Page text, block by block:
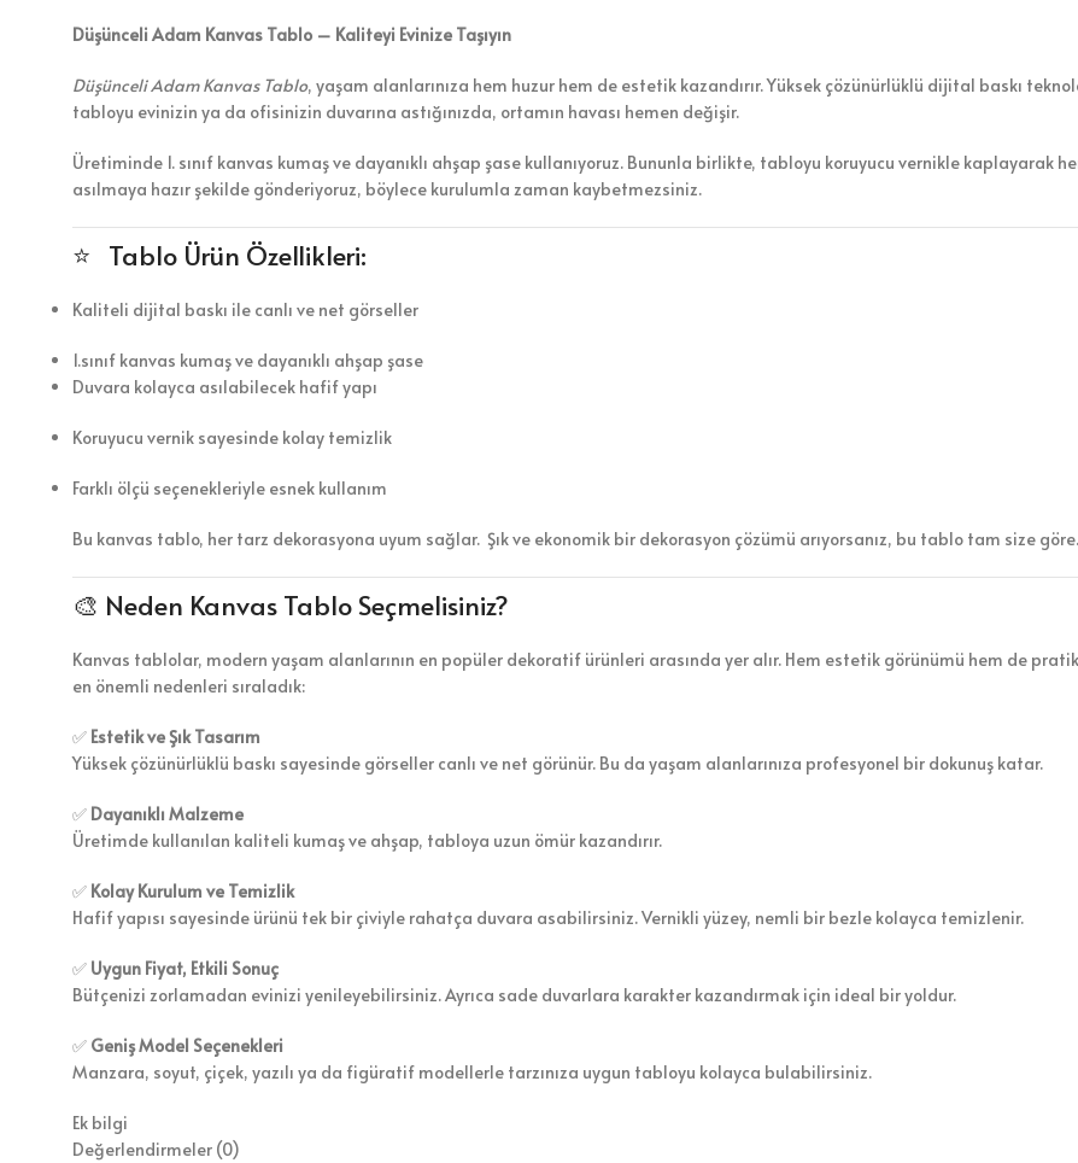
Düşünceli Adam Kanvas Tablo – Kaliteyi Evinize Taşıyın
Düşünceli Adam Kanvas Tablo, yaşam alanlarınıza hem huzur hem de estetik kazandırır. Yüksek çözünürlüklü dijital baskı
tabloyu evinizin ya da ofisinizin duvarına astığınızda, ortamın havası hemen değişir.
Üretiminde 1. sınıf kanvas kumaş ve dayanıklı ahşap şase kullanıyoruz. Bununla birlikte, tabloyu koruyucu vernikle kaplayarak
asılmaya hazır şekilde gönderiyoruz, böylece kurulumla zaman kaybetmezsiniz.
⭐ Tablo Ürün Özellikleri:
Kaliteli dijital baskı ile canlı ve net görseller
1.sınıf kanvas kumaş ve dayanıklı ahşap şase
Duvara kolayca asılabilecek hafif yapı
Koruyucu vernik sayesinde kolay temizlik
Farklı ölçü seçenekleriyle esnek kullanım
Bu kanvas tablo, her tarz dekorasyona uyum sağlar. Şık ve ekonomik bir dekorasyon çözümü arıyorsanız, bu tablo tam size göre.
🎨 Neden Kanvas Tablo Seçmelisiniz?
Kanvas tablolar, modern yaşam alanlarının en popüler dekoratif ürünleri arasında yer alır. Hem estetik görünümü hem de
en önemli nedenleri sıraladık:
✅ Estetik ve Şık Tasarım
Yüksek çözünürlüklü baskı sayesinde görseller canlı ve net görünür. Bu da yaşam alanlarınıza profesyonel bir dokunuş katar.
✅ Dayanıklı Malzeme
Üretimde kullanılan kaliteli kumaş ve ahşap, tabloya uzun ömür kazandırır.
✅ Kolay Kurulum ve Temizlik
Hafif yapısı sayesinde ürünü tek bir çiviyle rahatça duvara asabilirsiniz. Vernikli yüzey, nemli bir bezle kolayca temizlenir.
✅ Uygun Fiyat, Etkili Sonuç
Bütçenizi zorlamadan evinizi yenileyebilirsiniz. Ayrıca sade duvarlara karakter kazandırmak için ideal bir yoldur.
✅ Geniş Model Seçenekleri
Manzara, soyut, çiçek, yazılı ya da figüratif modellerle tarzınıza uygun tabloyu kolayca bulabilirsiniz.
Ek bilgi
Değerlendirmeler (0)